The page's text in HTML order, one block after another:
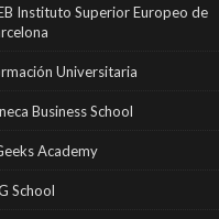
Instituto Superior Europeo de
Universitaria
Business School
Academy
School